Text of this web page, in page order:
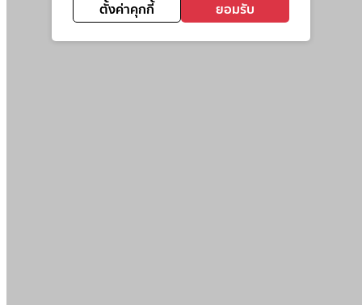
ตั้งค่าคุกกี้ ยอมรับ